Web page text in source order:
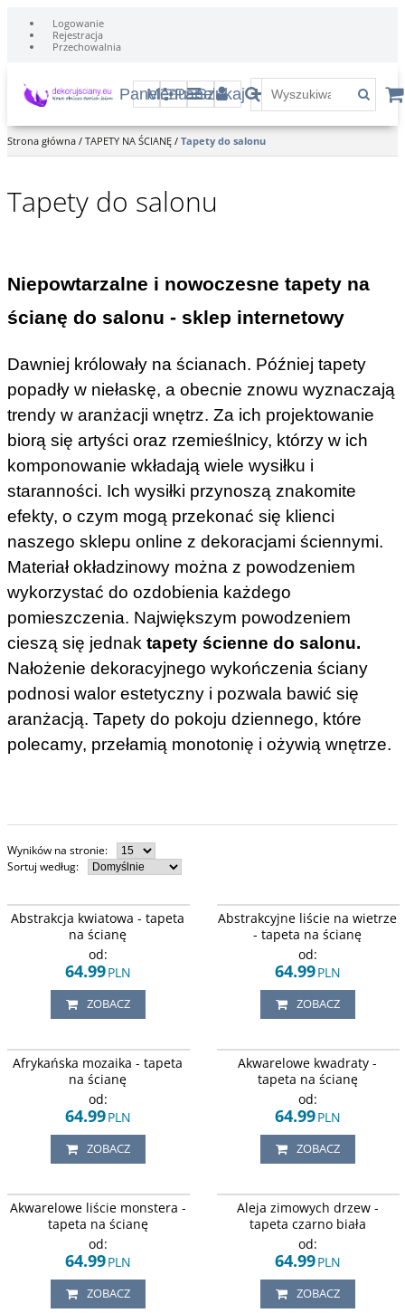
Logowanie
Rejestracja
Przechowalnia
PanelMenuPanelSzukaj
Strona główna / TAPETY NA ŚCIANĘ / Tapety do salonu
Tapety do salonu
Niepowtarzalne i nowoczesne tapety na
ścianę do salonu - sklep internetowy
Dawniej królowały na ścianach. Później tapety
popadły w niełaskę, a obecnie znowu wyznaczają
trendy w aranżacji wnętrz. Za ich projektowanie
biorą się artyści oraz rzemieślnicy, którzy w ich
komponowanie wkładają wiele wysiłku i
staranności. Ich wysiłki przynoszą znakomite
efekty, o czym mogą przekonać się klienci
naszego sklepu online z dekoracjami ściennymi.
Materiał okładzinowy można z powodzeniem
wykorzystać do ozdobienia każdego
pomieszczenia. Największym powodzeniem
cieszą się jednak tapety ścienne do salonu.
Nałożenie dekoracyjnego wykończenia ściany
podnosi walor estetyczny i pozwala bawić się
aranżacją. Tapety do pokoju dziennego, które
polecamy, przełamią monotonię i ożywią wnętrze.
Wyników na stronie:
Sortuj według:
Czarne kwiaty róży w abstrakcyjnej
odsłonie.
Abstrakcja kwiatowa - tapeta
na ścianę
od:
64.99PLN
ZOBACZ
Czarno-białe abstrakcyjne wzory w
stylu skandynawskim .
Abstrakcyjne liście na wietrze
- tapeta na ścianę
od:
64.99PLN
ZOBACZ
Mozaika zwierząt egzotycznych, na
tle brązu i pomarańczy.
Afrykańska mozaika - tapeta
na ścianę
od:
64.99PLN
ZOBACZ
Wzory geometryczne, w kolorach
fioletowym i czarnym, na białym tle.
Akwarelowe kwadraty -
tapeta na ścianę
od:
64.99PLN
ZOBACZ
Tapeta z motywem tropikalnym,
zielone i różowe liście palm, na
białym tle.
Akwarelowe liście monstera -
tapeta na ścianę
od:
64.99PLN
ZOBACZ
Czarno-biała tapeta przedstawia
aleję drzew w zimowej aurze.
Aleja zimowych drzew -
tapeta czarno biała
od:
64.99PLN
ZOBACZ